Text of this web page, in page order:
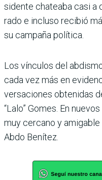
sidente chateaba casi a
rado e incluso recibió
su campaña política.
Los vínculos del
cada vez más en
versaciones obtenidas
“Lalo” Gomes. En
muy cercano y
Abdo Benítez.